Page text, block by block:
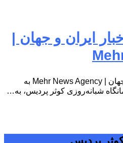
ایران و جهان |
خبرگزاری مهر | اخبار ایران و جهان | Mehr News Agency به
شبانه‌روزی کوثر پردیس، به…